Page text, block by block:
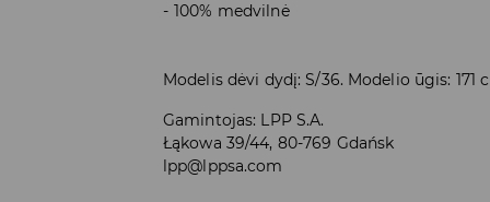
100% medvilnė
Modelis dėvi dydį: S/36. Modelio ūgis: 171
Gamintojas: LPP S.A.
Łąkowa 39/44, 80-769 Gdańsk
lpp@lppsa.com